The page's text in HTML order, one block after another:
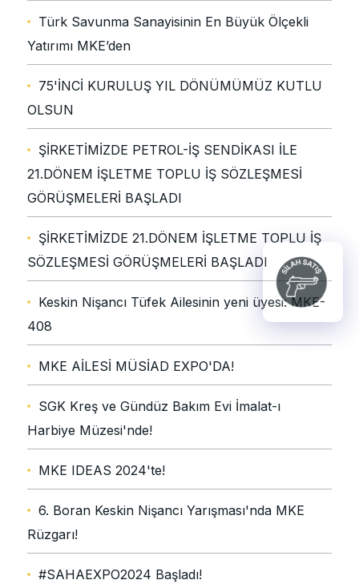
Türk Savunma Sanayisinin En Büyük Ölçekli
Yatırımı MKE’den
75'İNCİ KURULUŞ YIL DÖNÜMÜMÜZ KUTLU
OLSUN
ŞİRKETİMİZDE PETROL-İŞ SENDİKASI İLE
21.DÖNEM İŞLETME TOPLU İŞ SÖZLEŞMESİ
GÖRÜŞMELERİ BAŞLADI
ŞİRKETİMİZDE 21.DÖNEM İŞLETME TOPLU İŞ
SÖZLEŞMESİ GÖRÜŞMELERİ BAŞLADI
Keskin Nişancı Tüfek Ailesinin yeni üyesi: MKE-
408
MKE AİLESİ MÜSİAD EXPO'DA!
SGK Kreş ve Gündüz Bakım Evi İmalat-ı
Harbiye Müzesi'nde!
MKE IDEAS 2024'te!
6. Boran Keskin Nişancı Yarışması'nda MKE
Rüzgarı!
#SAHAEXPO2024 Başladı!